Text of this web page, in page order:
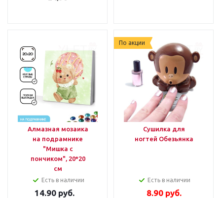
Алмазная мозаика
на подрамнике
"Мишка с
пончиком", 20*20
см
Есть в наличии
14.90руб.
По акции
Сушилка для
ногтей Обезьянка
Есть в наличии
8.90руб.